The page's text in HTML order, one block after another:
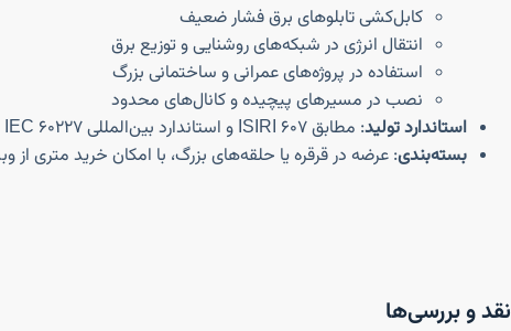
کابل‌کشی تابلوهای برق فشار ضعیف
انتقال انرژی در شبکه‌های روشنایی و توزیع برق
استفاده در پروژه‌های عمرانی و ساختمانی بزرگ
نصب در مسیرهای پیچیده و کانال‌های محدود
استاندارد تولید: مطابق ISIRI 607 و استاندارد بین‌المللی IEC 60227
بسته‌بندی: عرضه در قرقره یا حلقه‌های بزرگ، با امکان خرید متری از
نقد و بررسی‌ها